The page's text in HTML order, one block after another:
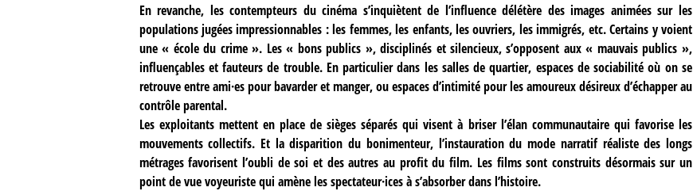
En revanche, les contempteurs du cinéma s’inquiètent de l’influence délétère des images animées sur les
populations jugées impressionnables : les femmes, les enfants, les ouvriers, les immigrés, etc. Certains y voient
une « école du crime ». Les « bons publics », disciplinés et silencieux, s’opposent aux « mauvais publics »,
influençables et fauteurs de trouble. En particulier dans les salles de quartier, espaces de sociabilité où on se
retrouve entre ami·es pour bavarder et manger, ou espaces d’intimité pour les amoureux désireux d’échapper au
contrôle parental.
Les exploitants mettent en place de sièges séparés qui visent à briser l’élan communautaire qui favorise les
mouvements collectifs. Et la disparition du bonimenteur, l’instauration du mode narratif réaliste des longs
métrages favorisent l’oubli de soi et des autres au profit du film. Les films sont construits désormais sur un
point de vue voyeuriste qui amène les spectateur·ices à s’absorber dans l’histoire.